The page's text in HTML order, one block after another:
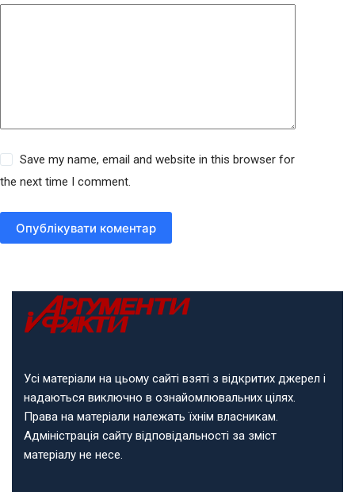
Save my name, email and website in this browser for
the next time I comment.
Опублікувати коментар
Усі матеріали на цьому сайті взяті з відкритих джерел і
надаються виключно в ознайомлювальних цілях.
Права на матеріали належать їхнім власникам.
Адміністрація сайту відповідальності за зміст
матеріалу не несе.